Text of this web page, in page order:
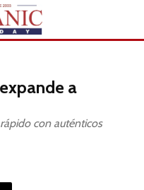
a
con auténticos